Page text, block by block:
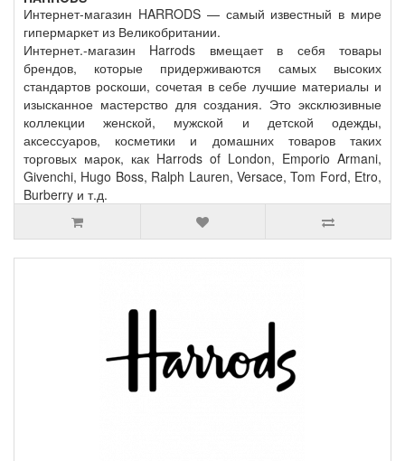
Интернет-магазин HARRODS — самый известный в мире
гипермаркет из Великобритании.
Интернет.-магазин Harrods вмещает в себя товары
брендов, которые придерживаются самых высоких
стандартов роскоши, сочетая в себе лучшие материалы и
изысканное мастерство для создания. Это эксклюзивные
коллекции женской, мужской и детской одежды,
аксессуаров, косметики и домашних товаров таких
торговых марок, как Harrods of London, Emporio Armani,
Givenchi, Hugo Boss, Ralph Lauren, Versace, Tom Ford, Etro,
Burberry и т.д.